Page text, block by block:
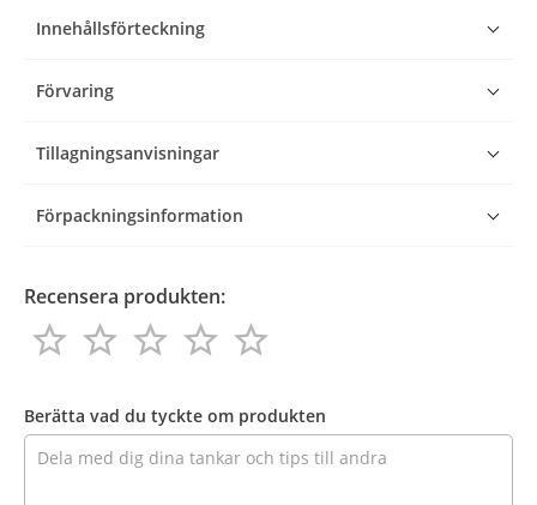
Innehållsförteckning
Förvaring
Tillagningsanvisningar
Förpackningsinformation
Recensera produkten:
star_border
star_border star_border
star_border star_border
star_border star_border
star_border star_border
star_border
produkten
Berätta vad du tyckte om produkten